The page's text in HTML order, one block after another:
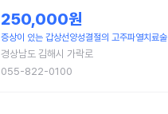
250,000원
증상이 있는 갑상선양성결절의 고주파열치료술
경상남도 김해시 가락로
055-822-0100